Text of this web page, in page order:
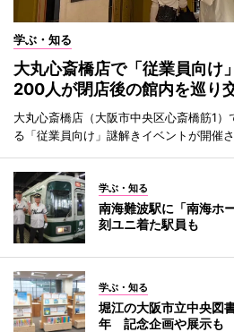
学ぶ・知る
大丸心斎橋店で「従業員向け
200人が閉店後の館内を巡り
大丸心斎橋店（大阪市中央区心斎橋筋1
る「従業員向け」謎解きイベントが開催さ
学ぶ・知る
南海難波駅に「南海ホ
刻ユニ着た駅員も
学ぶ・知る
堀江の大阪市立中央図
年 記念企画や展示も